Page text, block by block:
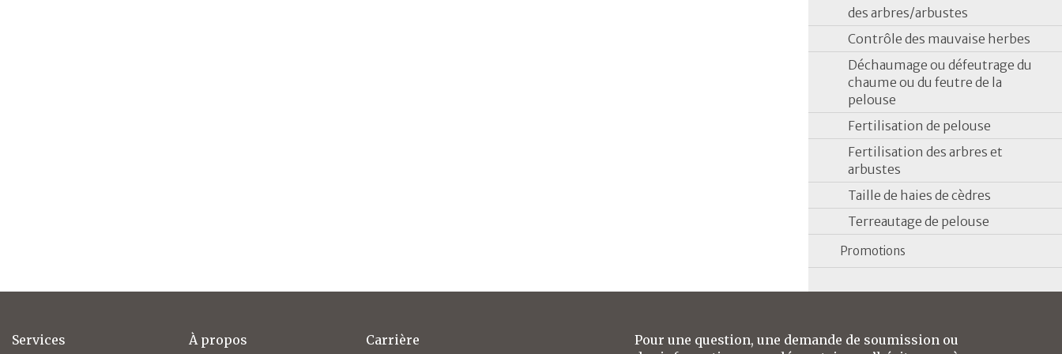
des arbres/arbustes
Contrôle des mauvaise herbes
Déchaumage ou défeutrage du
chaume ou du feutre de la
pelouse
Fertilisation de pelouse
Fertilisation des arbres et
arbustes
Taille de haies de cèdres
Terreautage de pelouse
Promotions
Services À propos Carrière
Pour une question, une demande de soumission ou